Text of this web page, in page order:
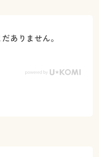
ありません。